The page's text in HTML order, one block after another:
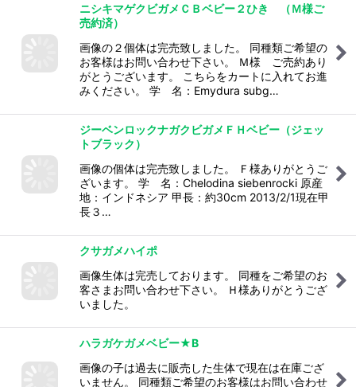
ニシキマゲクビガメＣＢベビー２ひき （Ｍ様ご
売約済）
画像の２個体は完売致しました。 同種類ご希望の
お客様はお問い合わせ下さい。 Ｍ様 ご売約あり
がとうございます。 こちらをカートに入れてお進
みください。 学 名：Emydura subg…
ジーベンロックナガクビガメＦＨベビー（ジェッ
トブラック）
画像の個体は完売致しました。 Ｆ様ありがとうご
ざいます。 学 名：Chelodina siebenrocki 原産
地：インドネシア 甲長：約30cm 2013/2/1現在甲
長３…
クサガメハイポ
画像生体は完売しております。 同種をご希望のお
客さまお問い合わせ下さい。 Ｈ様ありがとうござ
いました。
ハラガケガメベビー★B
画像の子は過去に販売した生体で現在は在庫ござ
いません。 同種類ご希望のお客様はお問い合わせ